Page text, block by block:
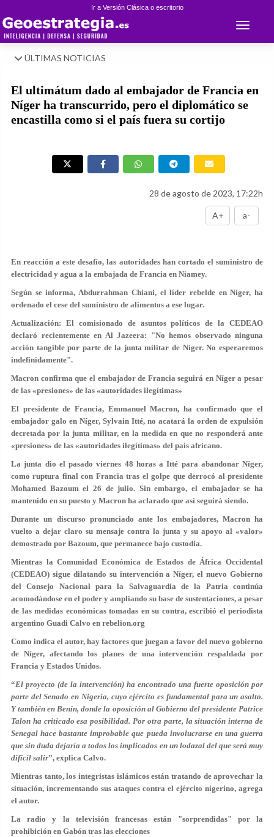
Ir a Versión Clásica o escritorio
Toggle
ÚLTIMAS NOTICIAS
El ultimátum dado al embajador de Francia en
Níger ha transcurrido, pero el diplomático se
encastilla como si el país fuera su cortijo
28 de agosto de 2023, 17:22h
A+ a-
En reacción a este desafío, las autoridades han cortado el suministro de
electricidad y agua a la embajada de Francia en Niamey.
Según se informa, Abdurrahman Chiani, el líder rebelde en Níger, ha
ordenado el cese del suministro de alimentos a ese lugar.
Actualización: El comisionado de asuntos políticos de la CEDEAO
declaró recientemente en Al Jazeera: "No hemos observado ninguna
acción tangible por parte de la junta militar de Níger. No esperaremos
indefinidamente".
Macron confirma que el embajador de Francia seguirá en Níger a pesar
de las «presiones» de las «autoridades ilegítimas»
El presidente de Francia, Emmanuel Macron, ha confirmado que el
embajador galo en Níger, Sylvain Itté, no acatará la orden de expulsión
decretada por la junta militar, en la medida en que no responderá ante
«presiones» de las «autoridades ilegítimas» del país africano.
La junta dio el pasado viernes 48 horas a Itté para abandonar Níger,
como ruptura final con Francia tras el golpe que derrocó al presidente
Mohamed Bazoum el 26 de julio. Sin embargo, el embajador se ha
mantenido en su puesto y Macron ha aclarado que así seguirá siendo.
Durante un discurso pronunciado ante los embajadores, Macron ha
vuelto a dejar claro su mensaje contra la junta y su apoyo al «valor»
demostrado por Bazoum, que permanece bajo custodia.
Mientras la Comunidad Económica de Estados de África Occidental
(CEDEAO) sigue dilatando su intervención a Níger, el nuevo Gobierno
del Consejo Nacional para la Salvaguardia de la Patria continúa
acomodándose en el poder y ampliando su base de sustentaciones, a pesar
de las medidas económicas tomadas en su contra, escribió el periodista
argentino Guadi Calvo en rebelion.org
Como indica el autor, hay factores que juegan a favor del nuevo gobierno
de Níger, afectando los planes de una intervención respaldada por
Francia y Estados Unidos.
“El proyecto (de la intervención) ha encontrado una fuerte oposición por
parte del Senado en Nigeria, cuyo ejército es fundamental para un asalto.
Y también en Benín, donde la oposición al Gobierno del presidente Patrice
Talon ha criticado esa posibilidad. Por otra parte, la situación interna de
Senegal hace bastante improbable que pueda involucrarse en una guerra
que sin duda dejaría a todos los implicados en un lodazal del que será muy
difícil salir”, explica Calvo.
Mientras tanto, los integristas islámicos están tratando de aprovechar la
situación, incrementando sus ataques contra el ejército nigerino, agrega
el autor.
La radio y la televisión francesas están "sorprendidas" por la
prohibición en Gabón tras las elecciones